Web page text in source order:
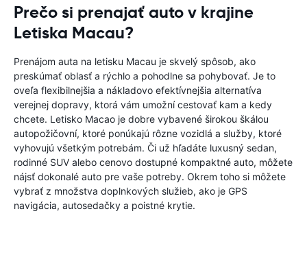
Prečo si prenajať auto v krajine
Letiska Macau?
Prenájom auta na letisku Macau je skvelý spôsob, ako
preskúmať oblasť a rýchlo a pohodlne sa pohybovať. Je to
oveľa flexibilnejšia a nákladovo efektívnejšia alternatíva
verejnej dopravy, ktorá vám umožní cestovať kam a kedy
chcete. Letisko Macao je dobre vybavené širokou škálou
autopožičovní, ktoré ponúkajú rôzne vozidlá a služby, ktoré
vyhovujú všetkým potrebám. Či už hľadáte luxusný sedan,
rodinné SUV alebo cenovo dostupné kompaktné auto, môžete
nájsť dokonalé auto pre vaše potreby. Okrem toho si môžete
vybrať z množstva doplnkových služieb, ako je GPS
navigácia, autosedačky a poistné krytie.